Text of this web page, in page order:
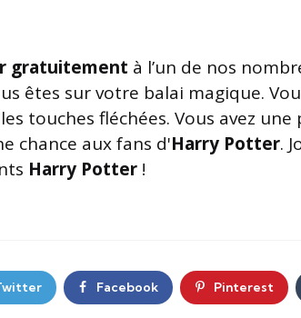
gratuitement à l’un de nos
êtes sur votre balai magique.
touches fléchées. Vous avez
chance aux fans d'Harry Potter.
Harry Potter !
Facebook Pinterest